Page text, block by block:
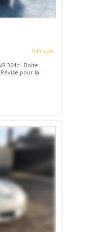
943 vues
364ci. Boite
pour la